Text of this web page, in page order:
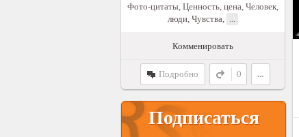
Фото-цитаты, Ценность, цена, Человек,
люди, Чувства, ...
Комменировать
Подробно 0 ...
Подписаться